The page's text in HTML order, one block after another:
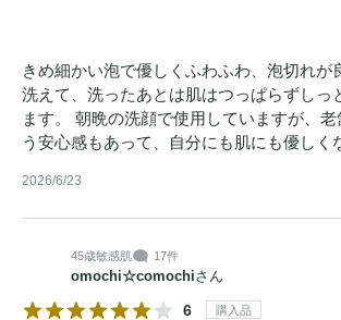
きめ細かい泡で優しくふわふわ、泡切れが
洗えて、洗ったあとは肌はつっぱらずしっ
ます。 朝晩の洗顔で使用していますが、
う安心感もあって、自分にも肌にも優しく
2026/6/23
45歳敏感肌 17件
omochi☆comochiさん
6 購入品